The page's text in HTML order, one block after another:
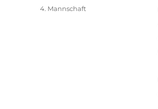
Kategorien
4. Mannschaft